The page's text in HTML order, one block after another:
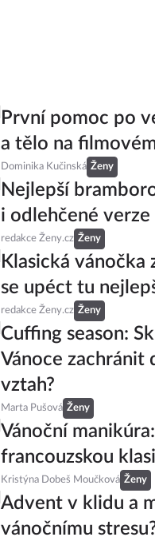
První pomoc po
a tělo na
Dominika Kučinská Ženy
Nejlepší
i odlehčené verze
redakce Ženy.cz Ženy
Klasická vánočka
se upéct tu
redakce Ženy.cz Ženy
Cuffing season:
Vánoce zachránit
vztah?
Marta Pušová Ženy
Vánoční
francouzskou
Kristýna Dobeš Moučková Ženy
Advent v klidu a
vánočnímu